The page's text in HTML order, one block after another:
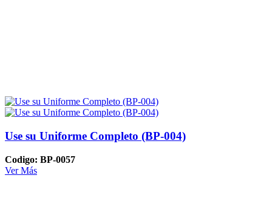
Use su Uniforme Completo (BP-004)
Codigo: BP-0057
Ver Más